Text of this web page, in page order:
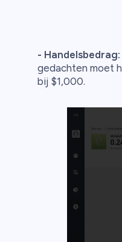
- Handelsbedrag:
gedachten moet
bij $1,000.